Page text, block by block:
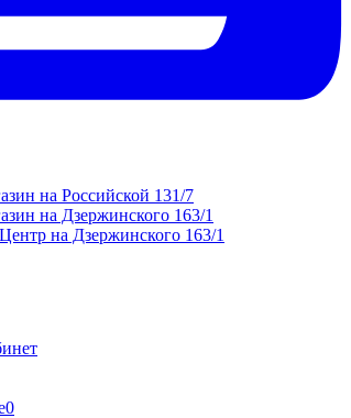
на Российской 131/7
на Дзержинского 163/1
на Дзержинского 163/1
0